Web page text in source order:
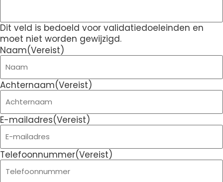
Dit veld is bedoeld voor validatiedoeleinden en
moet niet worden gewijzigd.
Naam(Vereist)
Achternaam(Vereist)
E-mailadres(Vereist)
Telefoonnummer(Vereist)